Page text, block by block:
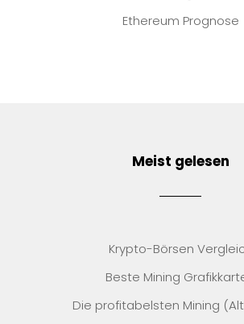
Ethereum Prognose
Meist gelesen
Krypto-Börsen
Beste Mining
Die profitabelsten Mining